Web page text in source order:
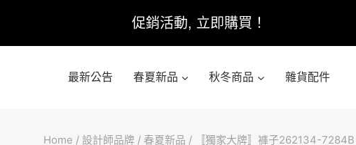
促銷活動, 立即購買！
最新公告 春夏新品 秋冬商品 雜貨配件
Home / 設計師品牌 / 春夏新品 / 〚獨家大牌〛褲子262134-7284B